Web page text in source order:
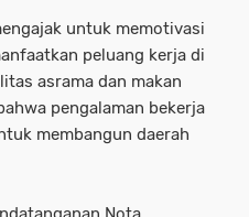
untuk memotivasi
peluang kerja di
asrama dan makan
pengalaman bekerja
membangun daerah